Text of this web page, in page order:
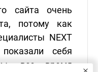
сайта очень
потому как
NEXT
себя
все время